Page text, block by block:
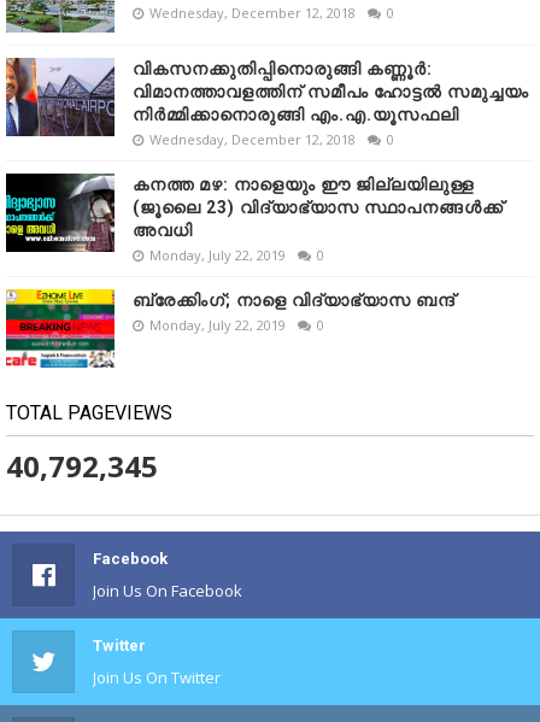
Wednesday, December 12, 2018 0
വികസനക്കുതിപ്പിനൊരുങ്ങി കണ്ണൂർ:
വിമാനത്താവളത്തിന് സമീപം ഹോട്ടൽ സമുച്ചയം
നിർമ്മിക്കാനൊരുങ്ങി എം.എ.യൂസഫലി
Wednesday, December 12, 2018 0
കനത്ത മഴ: നാളെയും ഈ ജില്ലയിലുള്ള
(ജൂലൈ 23) വിദ്യാഭ്യാസ സ്ഥാപനങ്ങൾക്ക്
അവധി
Monday, July 22, 2019 0
ബ്രേക്കിംഗ്; നാളെ വിദ്യാഭ്യാസ ബന്ദ്
Monday, July 22, 2019 0
TOTAL PAGEVIEWS
40,792,345
Facebook
Join Us On Facebook
Twitter
Join Us On Twitter